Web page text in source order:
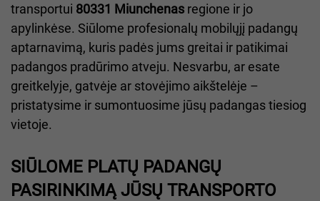
transportui 80331 Miunchenas regione ir jo
apylinkėse. Siūlome profesionalų mobilųjį padangų
aptarnavimą, kuris padės jums greitai ir patikimai
padangos pradūrimo atveju. Nesvarbu, ar esate
greitkelyje, gatvėje ar stovėjimo aikštelėje –
pristatysime ir sumontuosime jūsų padangas tiesiog
vietoje.
SIŪLOME PLATŲ PADANGŲ
PASIRINKIMĄ JŪSŲ TRANSPORTO